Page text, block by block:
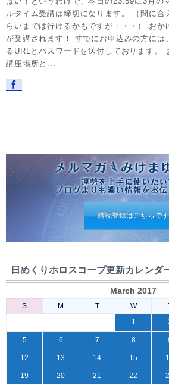
ルタイム受講は締切になります。 （間に合
らいまでは行けるかもですが・・・） おか
が受講されます！ すでにお申込みの方には
るURLとパスワードを送付しております。
講座場所と...
購読登録はこちらです
日めくりホロスコープ更新カレンダ
March 2017
S M T W
1
5 6 7 8
12 13 14 15
19 20 21 22